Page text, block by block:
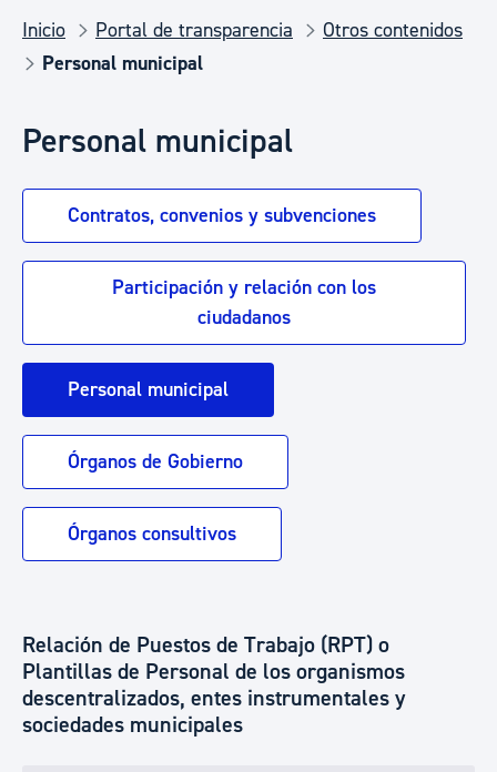
Inicio Portal de transparencia
Otros contenidos
Personal municipal
Personal municipal
Contratos, convenios y subvenciones
Participación y relación con los
ciudadanos
Personal municipal
Órganos de Gobierno
Órganos consultivos
Relación de Puestos de Trabajo (RPT) o
Plantillas de Personal de los organismos
descentralizados, entes instrumentales y
sociedades municipales